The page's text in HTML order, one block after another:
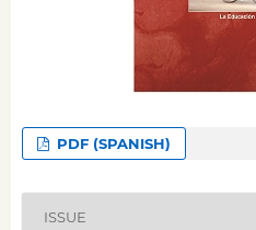
PDF (SPANISH)
ISSUE